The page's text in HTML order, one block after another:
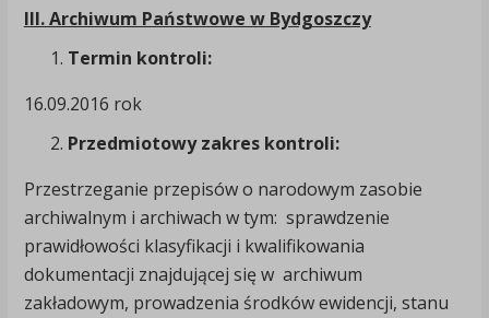
III. Archiwum Państwowe w Bydgoszczy
Termin kontroli:
16.09.2016 rok
Przedmiotowy zakres kontroli:
Przestrzeganie przepisów o narodowym zasobie
archiwalnym i archiwach w tym: sprawdzenie
prawidłowości klasyfikacji i kwalifikowania
dokumentacji znajdującej się w archiwum
zakładowym, prowadzenia środków ewidencji, stanu